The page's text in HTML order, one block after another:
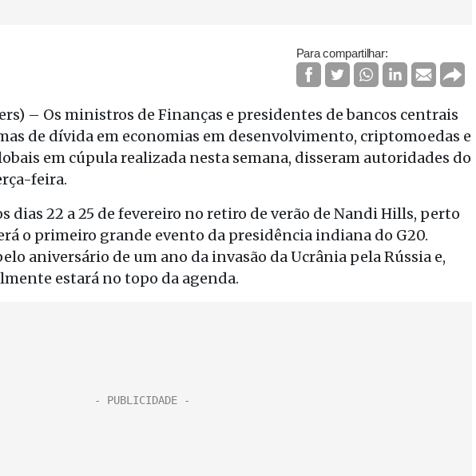
Para compartilhar:
– Os ministros de Finanças e presidentes de bancos centrais
de dívida em economias em desenvolvimento, criptomoedas e
em cúpula realizada nesta semana, disseram autoridades do
feira.
dias 22 a 25 de fevereiro no retiro de verão de Nandi Hills, perto
o primeiro grande evento da presidência indiana do G20.
aniversário de um ano da invasão da Ucrânia pela Rússia e,
estará no topo da agenda.